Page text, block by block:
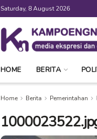
Saturday, 8 August 2026
HOME BERITA
Home Berita Pemerintahan